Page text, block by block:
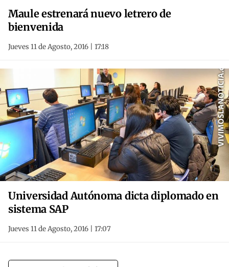
Maule estrenará nuevo letrero de
bienvenida
Jueves 11 de Agosto, 2016 | 17:18
Universidad Autónoma dicta diplomado en
sistema SAP
Jueves 11 de Agosto, 2016 | 17:07